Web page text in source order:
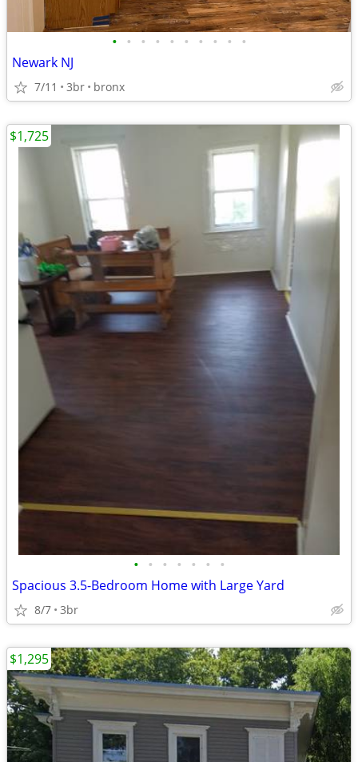
• • • • • • • • • •
Newark NJ
7/11 3br bronx
• • • • • • •
Spacious 3.5-Bedroom Home with Large Yard
8/7 3br
$1,725
$1,295